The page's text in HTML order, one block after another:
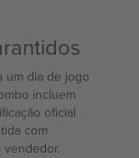
um dia de jogo
incluem
oficial
com
vendedor.